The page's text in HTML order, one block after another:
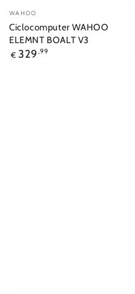
Venditore:
WAHOO
Ciclocomputer WAHOO
ELEMNT BOALT V3
Prezzo
€ 329 ,99